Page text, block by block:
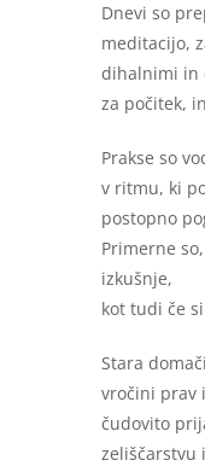
Dnevi so
meditacijo,
dihalnimi in
za počitek,
Prakse so
v ritmu, ki
postopno
Primerne
izkušnje,
kot tudi če
Stara
vročini prav
čudovito
zeliščarstvu